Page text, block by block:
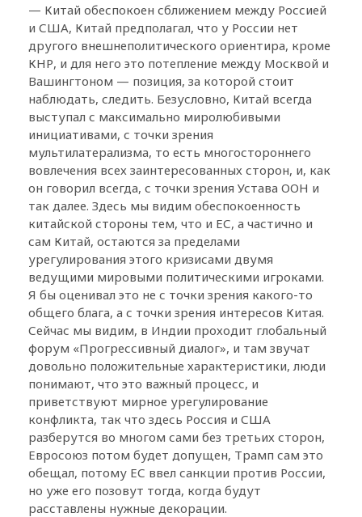
— Китай обеспокоен сближением между Россией
и США, Китай предполагал, что у России нет
другого внешнеполитического ориентира, кроме
КНР, и для него это потепление между Москвой и
Вашингтоном — позиция, за которой стоит
наблюдать, следить. Безусловно, Китай всегда
выступал с максимально миролюбивыми
инициативами, с точки зрения
мультилатерализма, то есть многостороннего
вовлечения всех заинтересованных сторон, и, как
он говорил всегда, с точки зрения Устава ООН и
так далее. Здесь мы видим обеспокоенность
китайской стороны тем, что и ЕС, а частично и
сам Китай, остаются за пределами
урегулирования этого кризисами двумя
ведущими мировыми политическими игроками.
Я бы оценивал это не с точки зрения какого-то
общего блага, а с точки зрения интересов Китая.
Сейчас мы видим, в Индии проходит глобальный
форум «Прогрессивный диалог», и там звучат
довольно положительные характеристики, люди
понимают, что это важный процесс, и
приветствуют мирное урегулирование
конфликта, так что здесь Россия и США
разберутся во многом сами без третьих сторон,
Евросоюз потом будет допущен, Трамп сам это
обещал, потому ЕС ввел санкции против России,
но уже его позовут тогда, когда будут
расставлены нужные декорации.